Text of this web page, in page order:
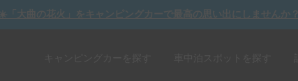
☀️「大曲の花火」をキャンピングカーで最高の思い出にしませんか？